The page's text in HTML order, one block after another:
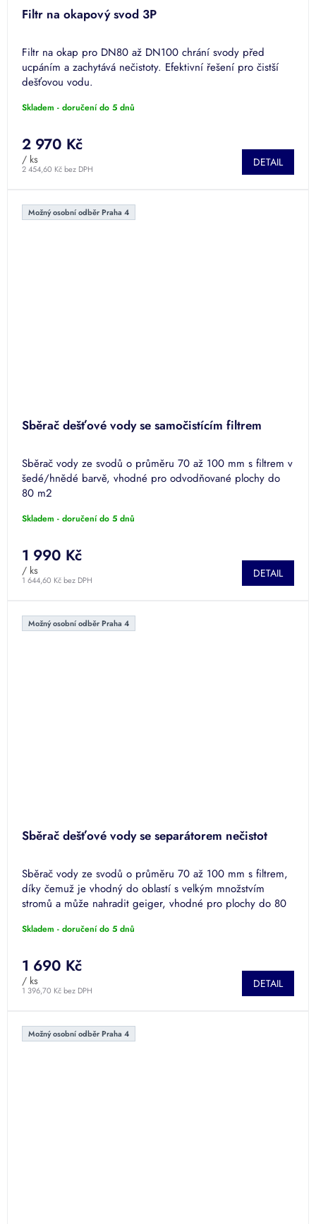
Filtr na okapový svod 3P
Filtr na okap pro DN80 až DN100 chrání svody před
ucpáním a zachytává nečistoty. Efektivní řešení pro čistší
dešťovou vodu.
Skladem - doručení do 5 dnů
2 454,60 Kč bez DPH
2 970 Kč
/ ks DETAIL
Možný osobní odběr Praha 4
Sběrač dešťové vody se samočistícím filtrem
Sběrač vody ze svodů o průměru 70 až 100 mm s filtrem v
šedé/hnědé barvě, vhodné pro odvodňované plochy do
80 m2
Skladem - doručení do 5 dnů
1 644,60 Kč bez DPH
1 990 Kč
/ ks DETAIL
Možný osobní odběr Praha 4
Sběrač dešťové vody se separátorem nečistot
Sběrač vody ze svodů o průměru 70 až 100 mm s filtrem,
díky čemuž je vhodný do oblastí s velkým množstvím
stromů a může nahradit geiger, vhodné pro plochy do 80
Skladem - doručení do 5 dnů
1 396,70 Kč bez DPH
1 690 Kč
/ ks DETAIL
Možný osobní odběr Praha 4